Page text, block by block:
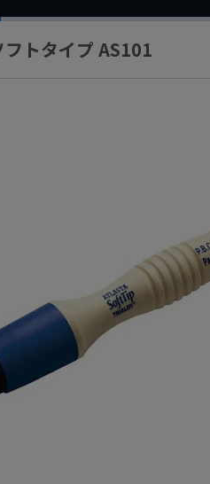
トタイプ AS101